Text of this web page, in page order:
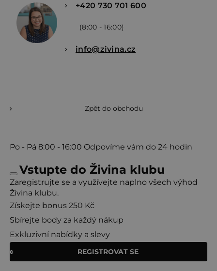
+420 730 701 600
(8:00 - 16:00)
info@zivina.cz
Zpět do obchodu
Po - Pá 8:00 - 16:00 Odpovíme vám do 24 hodin
Vstupte do Živina klubu
Zaregistrujte se a využívejte naplno všech výhod
Živina klubu.
Získejte bonus 250 Kč
Sbírejte body za každý nákup
Exkluzivní nabídky a slevy
REGISTROVAT SE